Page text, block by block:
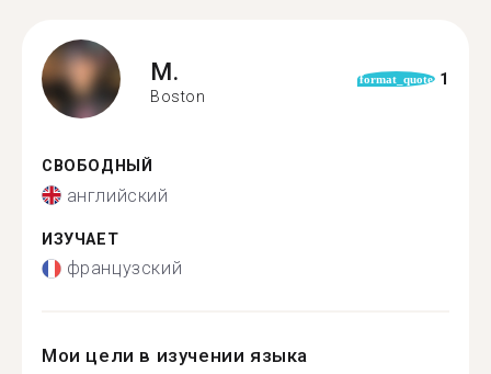
M.
Boston
format_quote 1
СВОБОДНЫЙ
английский
ИЗУЧАЕТ
французский
Мои цели в изучении языка